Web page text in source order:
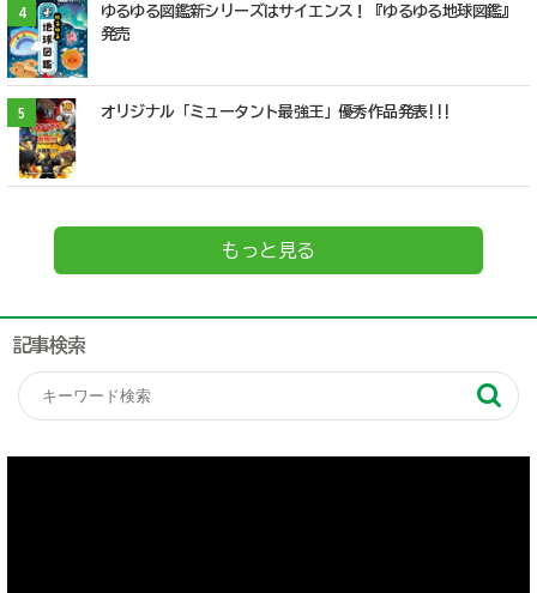
4
ゆるゆる図鑑新シリーズはサイエンス！『ゆるゆる地球図鑑』
発売
5 オリジナル「ミュータント最強王」優秀作品発表!!!
もっと見る
記事検索